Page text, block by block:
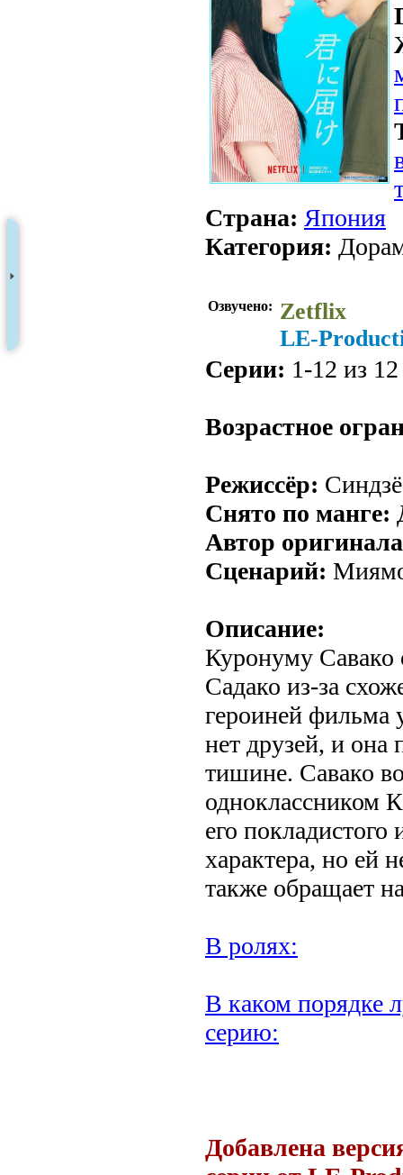
Страна: Япония
Категория:
Озвучено: Zetflix
LE-
Серии: 1-12 из
Возрастное
Режиссёр:
Снято по манге:
Автор
Сценарий:
Описание:
Куронуму Савако
Садако из-за
героиней фильма
нет друзей, и она
тишине. Савако
одноклассником
его
характера, но ей
также обращает
В ролях:
В каком порядке
серию:
Добавлена